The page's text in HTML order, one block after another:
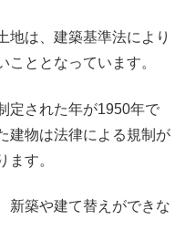
地は、建築基準法により
ととなっています。
定された年が1950年で
建物は法律による規制が
ます。
新築や建て替えができな